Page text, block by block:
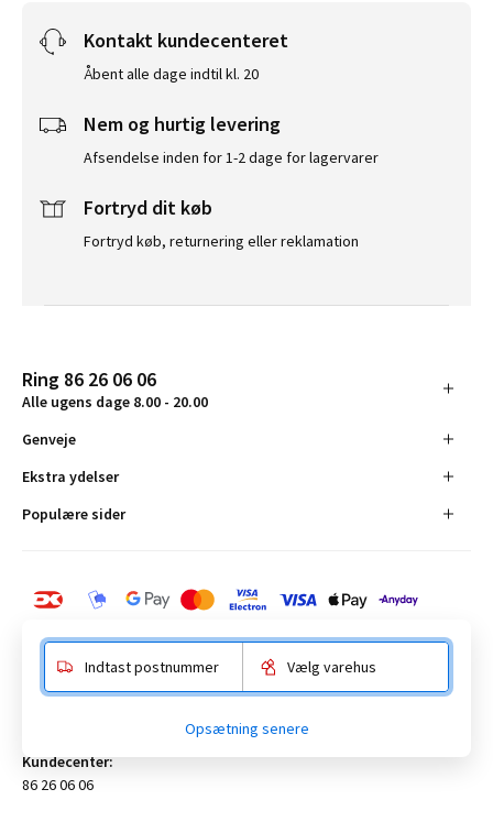
Kontakt kundecenteret
Åbent alle dage indtil kl. 20
Nem og hurtig levering
Afsendelse inden for 1-2 dage for lagervarer
Fortryd dit køb
Fortryd køb, returnering eller reklamation
Ring 86 26 06 06
Alle ugens dage 8.00 - 20.00
Genveje
Ekstra ydelser
Populære sider
Anelystparken 16, 8381 Tilst. CVR-nummer 19555305
Kundecenter:
86 26 06 06
Indtast postnummer Vælg varehus
Opsætning senere